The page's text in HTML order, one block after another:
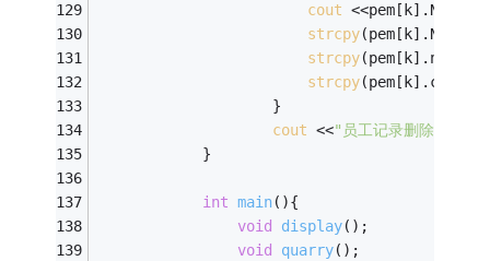
cout <<pem[k].No <<
strcpy
strcpy
strcpy
					}
cout <<"员工记录删除完毕!"
			}
int main(){
void
display() ;
void
quarry() ;